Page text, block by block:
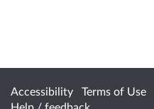
Accessibility Terms of Use